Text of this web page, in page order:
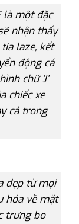
là một đặc
nhận thấy
laze, kết
động cá
chữ ‘J’
chiếc xe
cả trong
đẹp từ mọi
hóa về mặt
trưng bo